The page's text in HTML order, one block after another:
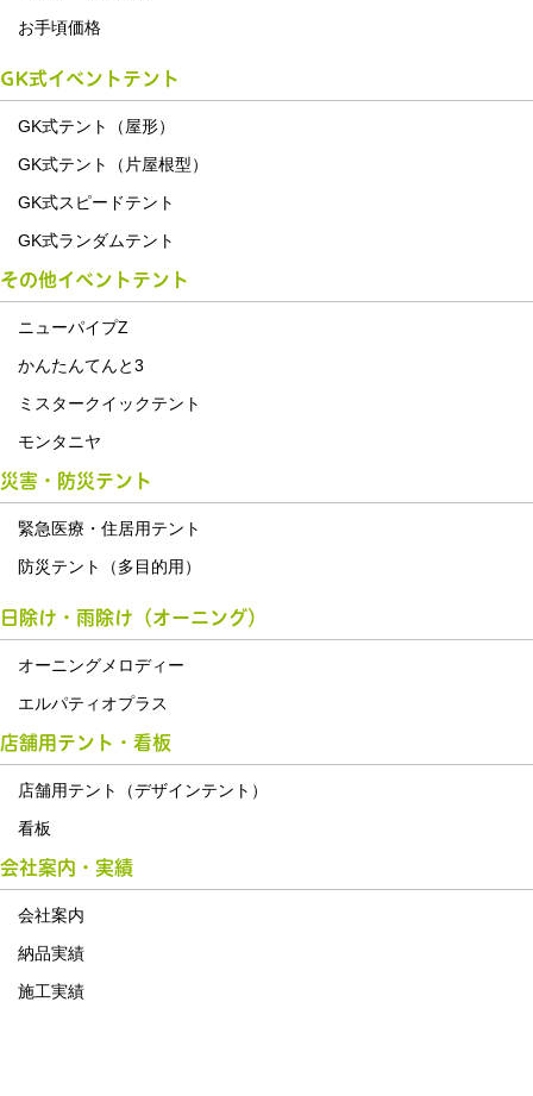
お手頃価格
GK式イベントテント
GK式テント（屋形）
GK式テント（片屋根型）
GK式スピードテント
GK式ランダムテント
その他イベントテント
ニューパイプZ
かんたんてんと3
ミスタークイックテント
モンタニヤ
災害・防災テント
緊急医療・住居用テント
防災テント（多目的用）
日除け・雨除け（オーニング）
オーニングメロディー
エルパティオプラス
店舗用テント・看板
店舗用テント（デザインテント）
看板
会社案内・実績
会社案内
納品実績
施工実績